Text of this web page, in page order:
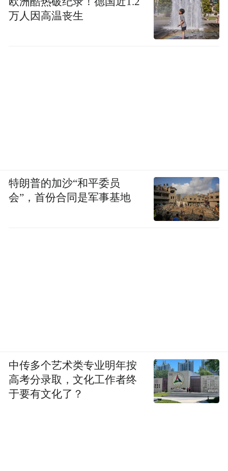
万人因高温丧生
特朗普的加沙“和平委员
会”，首份合同是军事基地
中传多个艺术类专业明年按
高考分录取，文化工作者终
于要有文化了？